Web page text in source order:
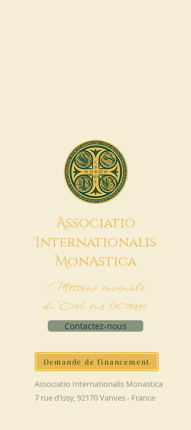
Associatio
Internationalis
MonAstica
Mettons ensemble
du Ciel sur la terre
Contactez-nous
Demande de financement
Associatio Internationalis Monastica
7 rue d’Issy, 92170 Vanves - France